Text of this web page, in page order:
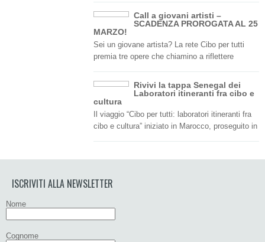
Call a giovani artisti –
SCADENZA PROROGATA AL 25
MARZO!
Sei un giovane artista? La rete Cibo per tutti
premia tre opere che chiamino a riflettere
Rivivi la tappa Senegal dei
Laboratori itineranti fra cibo e
cultura
Il viaggio “Cibo per tutti: laboratori itineranti fra
cibo e cultura” iniziato in Marocco, proseguito in
ISCRIVITI ALLA NEWSLETTER
Nome
Cognome